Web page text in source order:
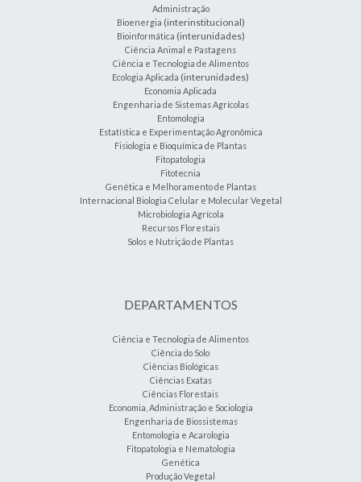
Administração
Bioenergia (interinstitucional)
Bioinformática (interunidades)
Ciência Animal e Pastagens
Ciência e Tecnologia de Alimentos
Ecologia Aplicada (interunidades)
Economia Aplicada
Engenharia de Sistemas Agrícolas
Entomologia
Estatística e Experimentação Agronômica
Fisiologia e Bioquímica de Plantas
Fitopatologia
Fitotecnia
Genética e Melhoramento de Plantas
Internacional Biologia Celular e Molecular Vegetal
Microbiologia Agrícola
Recursos Florestais
Solos e Nutrição de Plantas
DEPARTAMENTOS
Ciência e Tecnologia de Alimentos
Ciência do Solo
Ciências Biológicas
Ciências Exatas
Ciências Florestais
Economia, Administração e Sociologia
Engenharia de Biossistemas
Entomologia e Acarologia
Fitopatologia e Nematologia
Genética
Produção Vegetal